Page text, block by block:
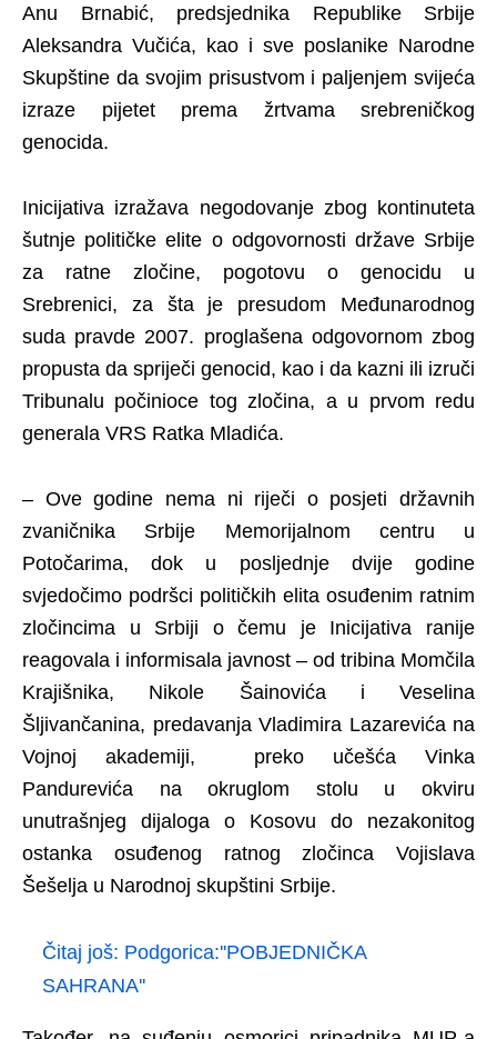
Anu Brnabić, predsjednika Republike Srbije
Aleksandra Vučića, kao i sve poslanike Narodne
Skupštine da svojim prisustvom i paljenjem svijeća
izraze pijetet prema žrtvama srebreničkog
genocida.
Inicijativa izražava negodovanje zbog kontinuteta
šutnje političke elite o odgovornosti države Srbije
za ratne zločine, pogotovu o genocidu u
Srebrenici, za šta je presudom Međunarodnog
suda pravde 2007. proglašena odgovornom zbog
propusta da spriječi genocid, kao i da kazni ili izruči
Tribunalu počinioce tog zločina, a u prvom redu
generala VRS Ratka Mladića.
– Ove godine nema ni riječi o posjeti državnih
zvaničnika Srbije Memorijalnom centru u
Potočarima, dok u posljednje dvije godine
svjedočimo podršci političkih elita osuđenim ratnim
zločincima u Srbiji o čemu je Inicijativa ranije
reagovala i informisala javnost – od tribina Momčila
Krajišnika, Nikole Šainovića i Veselina
Šljivančanina, predavanja Vladimira Lazarevića na
Vojnoj akademiji, preko učešća Vinka
Pandurevića na okruglom stolu u okviru
unutrašnjeg dijaloga o Kosovu do nezakonitog
ostanka osuđenog ratnog zločinca Vojislava
Šešelja u Narodnoj skupštini Srbije.
Čitaj još: Podgorica:''POBJEDNIČKA
SAHRANA''